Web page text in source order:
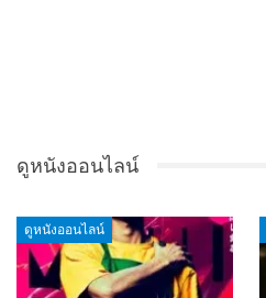
ดูหนังออนไลน์
ดูหนังออนไลน์